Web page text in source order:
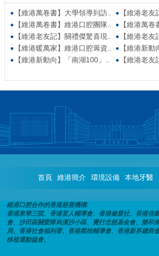
【維港萬卷書】大學領導到訪維港口腔參觀交流 高度讚賞院感消毒與規範化管理
【維港老友記】港劇女神李
【維港萬卷書】維港口腔團隊走進香港書展 感受閱讀力量拓寬專業視野
【維港萬卷書】維港口腔醫生團隊受
【維港老友記】關禮傑驚喜現身維港口腔出任明星一日CEO 即場演繹同分享經驗！
【維港老友記】彭廸安人氣降臨
【維港暖萬家】維港口腔籌資捐款援助廣西洪澇災區 攜手香港廣西南寧同鄉會共獻愛心
【維港新動向】維港口腔正式
【維港新動向】「南湖100」品牌發佈會 維港口腔獲評「突出貢獻企業」殊榮
【維港老友記】香港明星
首頁 維港簡介 環境設備 本地牙醫
維港口腔合作的香港慈善機構:
香港東華三院、香港盲人輔導會、香港健愛社、香港信
會、沙田區關愛隊烏溪沙小區、覺行念慈基金會、樂和
局、香港社會福利署、香港鄰捨輔導會、香港新界總商
移植運動協會。